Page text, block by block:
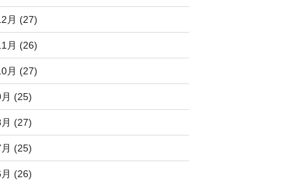
月 (27)
月 (26)
月 (27)
(25)
(27)
(25)
(26)